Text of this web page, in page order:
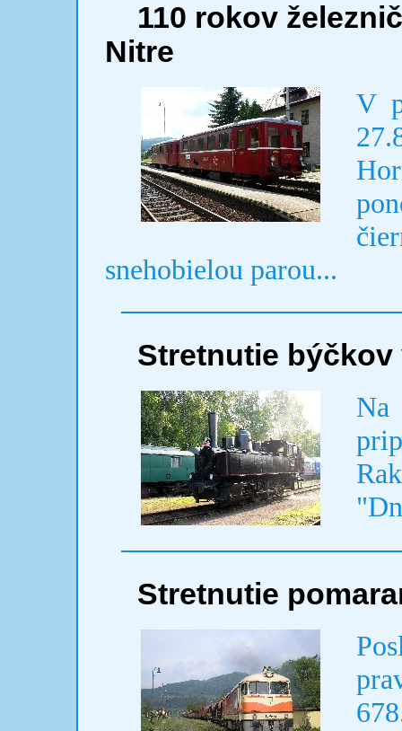
110 rokov
Nitre
V
snehobielou parou...
Stretnutie
Stretnutie